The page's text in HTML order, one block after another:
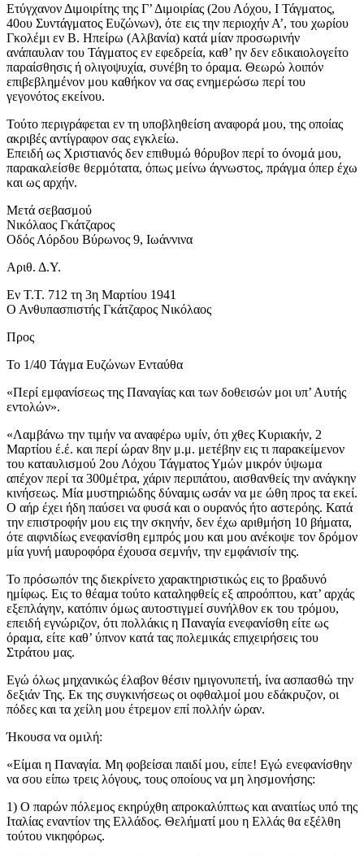
Ετύγχανον Διμοιρίτης της Γ’ Διμοιρίας (2ου Λόχου, Ι Τάγματος,
40ου Συντάγματος Ευζώνων), ότε εις την περιοχήν Α’, του χωρίου
Γκολέμι εν Β. Ηπείρω (Αλβανία) κατά μίαν προσωρινήν
ανάπαυλαν του Τάγματος εν εφεδρεία, καθ’ ην δεν εδικαιολογείτο
παραίσθησις ή ολιγοψυχία, συνέβη το όραμα. Θεωρώ λοιπόν
επιβεβλημένον μου καθήκον να σας ενημερώσω περί του
γεγονότος εκείνου.
Τούτο περιγράφεται εν τη υποβληθείση αναφορά μου, της οποίας
ακριβές αντίγραφον σας εγκλείω.
Επειδή ως Χριστιανός δεν επιθυμώ θόρυβον περί το όνομά μου,
παρακαλείσθε θερμότατα, όπως μείνω άγνωστος, πράγμα όπερ έχω
και ως αρχήν.
Μετά σεβασμού
Νικόλαος Γκάτζαρος
Οδός Λόρδου Βύρωνος 9, Ιωάννινα
Αριθ. Δ.Υ.
Εν Τ.Τ. 712 τη 3η Μαρτίου 1941
Ο Ανθυπασπιστής Γκάτζαρος Νικόλαος
Προς
Το 1/40 Τάγμα Ευζώνων Ενταύθα
«Περί εμφανίσεως της Παναγίας και των δοθεισών μοι υπ’ Αυτής
εντολών».
«Λαμβάνω την τιμήν να αναφέρω υμίν, ότι χθες Κυριακήν, 2
Μαρτίου έ.έ. και περί ώραν 8ην μ.μ. μετέβην εις τι παρακείμενον
του καταυλισμού 2ου Λόχου Τάγματος Υμών μικρόν ύψωμα
απέχον περί τα 300μέτρα, χάριν περιπάτου, αισθανθείς την ανάγκην
κινήσεως. Μία μυστηριώδης δύναμις ωσάν να με ώθη προς τα εκεί.
Ο αήρ έχει ήδη παύσει να φυσά και ο ουρανός ήτο αστερόης. Κατά
την επιστροφήν μου εις την σκηνήν, δεν έχω αριθμήση 10 βήματα,
ότε αιφνιδίως ενεφανίσθη εμπρός μου και μου ανέκοψε τον δρόμον
μία γυνή μαυροφόρα έχουσα σεμνήν, την εμφάνισίν της.
Το πρόσωπόν της διεκρίνετο χαρακτηριστικώς εις το βραδυνό
ημίφως. Εις το θέαμα τούτο καταληφθείς εξ απροόπτου, κατ’ αρχάς
εξεπλάγην, κατόπιν όμως αυτοστιγμεί συνήλθον εκ του τρόμου,
επειδή εγνώριζον, ότι πολλάκις η Παναγία ενεφανίσθη είτε ως
όραμα, είτε καθ’ ύπνον κατά τας πολεμικάς επιχειρήσεις του
Στράτου μας.
Εγώ όλως μηχανικώς έλαβον θέσιν ημιγονυπετή, ίνα ασπασθώ την
δεξιάν Της. Εκ της συγκινήσεως οι οφθαλμοί μου εδάκρυζον, οι
πόδες και τα χείλη μου έτρεμον επί πολλήν ώραν.
Ήκουσα να ομιλή:
«Είμαι η Παναγία. Μη φοβείσαι παιδί μου, είπε! Εγώ ενεφανίσθην
να σου είπω τρεις λόγους, τους οποίους να μη λησμονήσης:
1) Ο παρών πόλεμος εκηρύχθη απροκαλύπτως και αναιτίως υπό της
Ιταλίας εναντίον της Ελλάδος. Θελήματί μου η Ελλάς θα εξέλθη
τούτου νικηφόρως.